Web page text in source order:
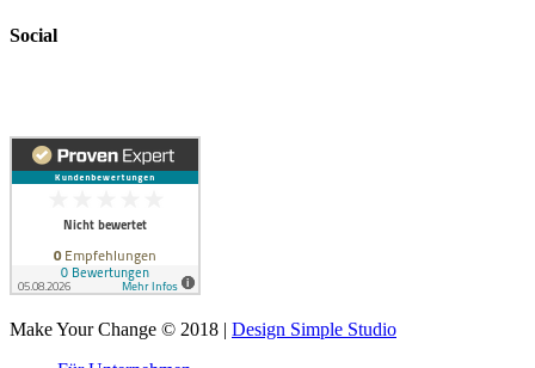
Social
Make Your Change © 2018 | Design Simple Studio